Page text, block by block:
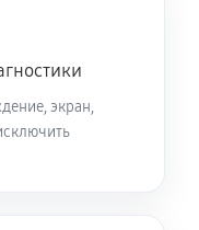
SX14-R (2024,
R (2024, 64 ГБ
экран,